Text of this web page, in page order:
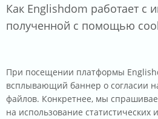
Как Englishdom работает с
полученной с помощью
При посещении платформы
всплывающий баннер о согласии
файлов. Конкретнее, мы
на использование статистических